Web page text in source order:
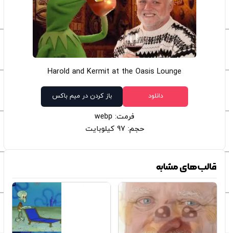
Harold and Kermit at the Oasis Lounge
دانلود باز کردن در میم باکس
فرمت: webp
حجم: 97 کیلوبایت
قالب‌های مشابه